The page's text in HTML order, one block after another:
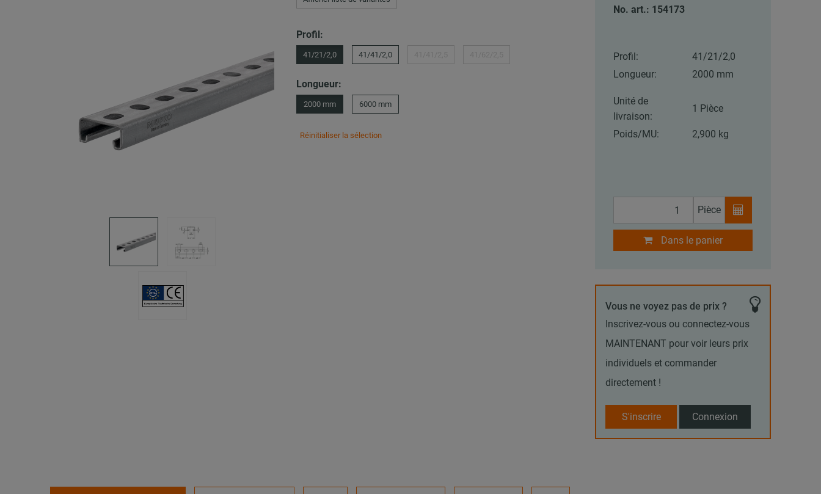
Profil:
41/21/2,0 41/41/2,0
Longueur:
2000 mm 6000 mm
Réinitialiser la sélection
No. art.: 154173
Profil:
41/21/2,0
Longueur:
2000 mm
Unité de
livraison:
1 Pièce
Poids/MU: 2,900 kg
Pièce
Dans le panier
Vous ne voyez pas de prix ?
Inscrivez-vous ou connectez-vous
MAINTENANT pour voir leurs prix
individuels et commander
directement !
S'inscrire Connexion